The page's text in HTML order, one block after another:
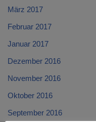
März 2017
Februar 2017
Januar 2017
Dezember 2016
November 2016
Oktober 2016
September 2016